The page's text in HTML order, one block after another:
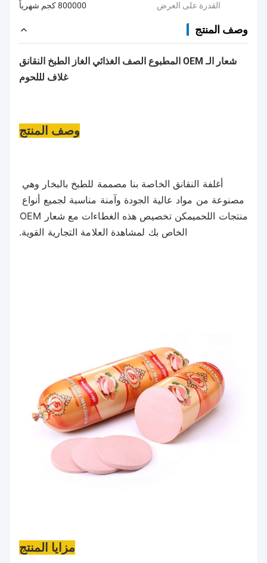
القدرة على العرض 800000 كجم شهرياً
وصف المنتج
شعار الـ OEM المطبوع الصف الغذائي الغاز الطبخ النقانق
غلاف لللحوم
وصف المنتج
الخاص بك لمشاهدة العلامة التجارية القوية.
مزايا المنتج